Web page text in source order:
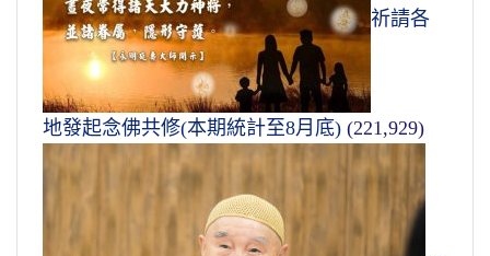
祈請各
地發起念佛共修(本期統計至8月底) (221,929)